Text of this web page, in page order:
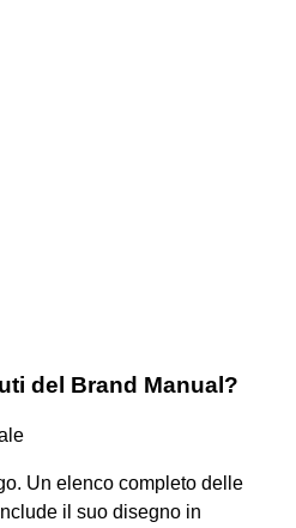
del Brand Manual?
Un elenco completo delle
il suo disegno in